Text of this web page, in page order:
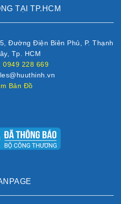
TẠI TP.HCM
Đường Điện Biên Phủ, P. Thạnh
Tp. HCM
0949 228 669
Bản Đồ